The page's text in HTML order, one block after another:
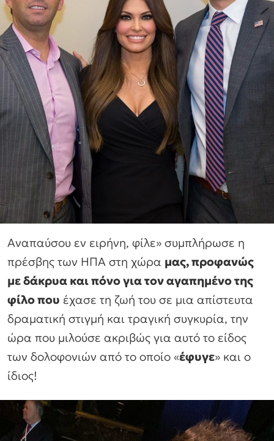
Αναπαύσου εν ειρήνη, φίλε» συμπλήρωσε η
πρέσβης των ΗΠΑ στη χώρα μας, προφανώς
με δάκρυα και πόνο για τον αγαπημένο της
φίλο που έχασε τη ζωή του σε μια απίστευτα
δραματική στιγμή και τραγική συγκυρία, την
ώρα που μιλούσε ακριβώς για αυτό το είδος
των δολοφονιών από το οποίο «έφυγε» και ο
ίδιος!